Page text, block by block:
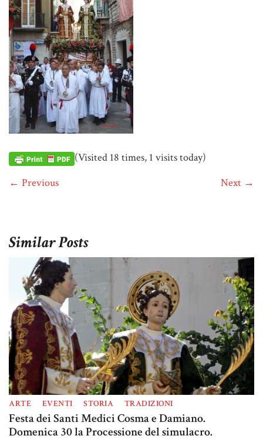
(Visited 18 times, 1 visits today)
← Previous
Next →
Similar Posts
ARTE EVENTI STORIA TRADIZIONI
Festa dei Santi Medici Cosma e Damiano.
Domenica 30 la Processione del simulacro.